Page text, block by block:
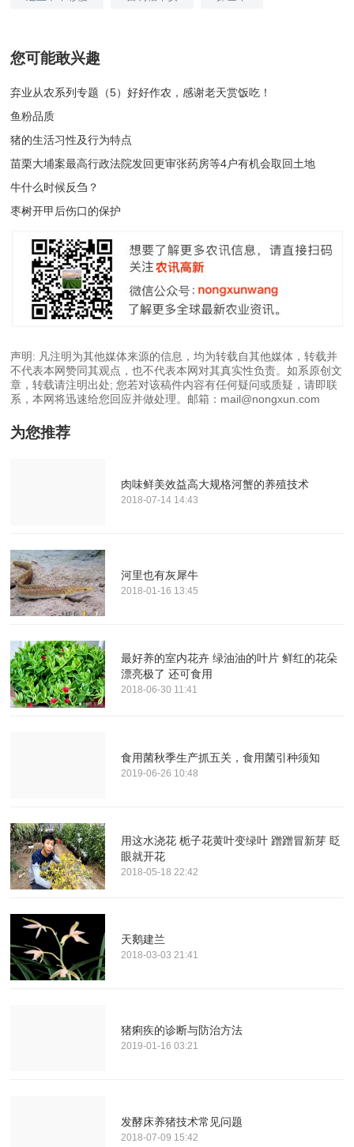
您可能敢兴趣
弃业从农系列专题（5）好好作农，感谢老天赏饭吃！
鱼粉品质
猪的生活习性及行为特点
苗栗大埔案最高行政法院发回更审张药房等4户有机会取回土地
牛什么时候反刍？
枣树开甲后伤口的保护
声明: 凡注明为其他媒体来源的信息，均为转载自其他媒体，转载并
不代表本网赞同其观点，也不代表本网对其真实性负责。如系原创文
章，转载请注明出处; 您若对该稿件内容有任何疑问或质疑，请即联
系，本网将迅速给您回应并做处理。邮箱：mail@nongxun.com
为您推荐
肉味鲜美效益高大规格河蟹的养殖技术
2018-07-14 14:43
河里也有灰犀牛
2018-01-16 13:45
最好养的室内花卉 绿油油的叶片 鲜红的花朵
漂亮极了 还可食用
2018-06-30 11:41
食用菌秋季生产抓五关，食用菌引种须知
2019-06-26 10:48
用这水浇花 栀子花黄叶变绿叶 蹭蹭冒新芽 眨
眼就开花
2018-05-18 22:42
天鹅建兰
2018-03-03 21:41
猪痢疾的诊断与防治方法
2019-01-16 03:21
发酵床养猪技术常见问题
2018-07-09 15:42